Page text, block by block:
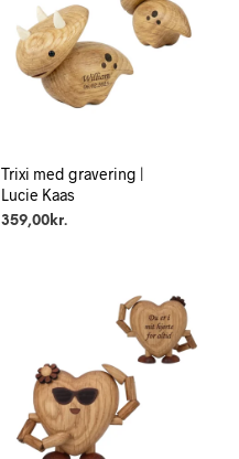
Trixi med gravering |
Lucie Kaas
359,00kr.